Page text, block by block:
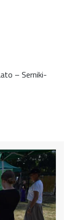
– Serniki-